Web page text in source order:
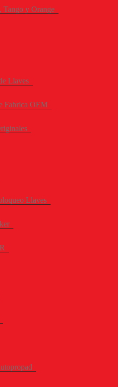
Tango y Orange
Llaves
Fabrica OEM
Llaves